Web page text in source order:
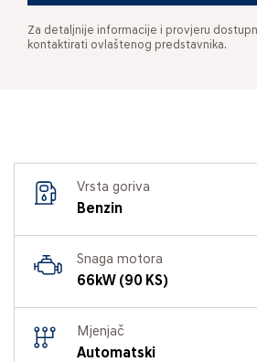
Za detaljnije informacije i provjeru
kontaktirati ovlaštenog predstavnika.
Vrsta goriva
Benzin
Snaga motora
66kW (90 KS)
Mjenjač
Automatski